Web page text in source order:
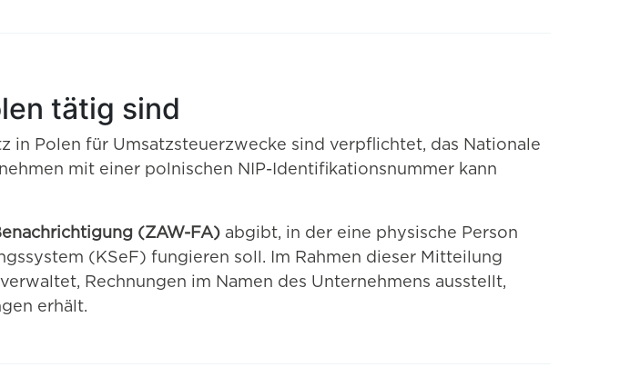
tätig sind
Polen für Umsatzsteuerzwecke sind verpflichtet, das Nationale
mit einer polnischen NIP-Identifikationsnummer kann
(ZAW-FA) abgibt, in der eine physische Person
(KSeF) fungieren soll. Im Rahmen dieser Mitteilung
Rechnungen im Namen des Unternehmens ausstellt,
erhält.